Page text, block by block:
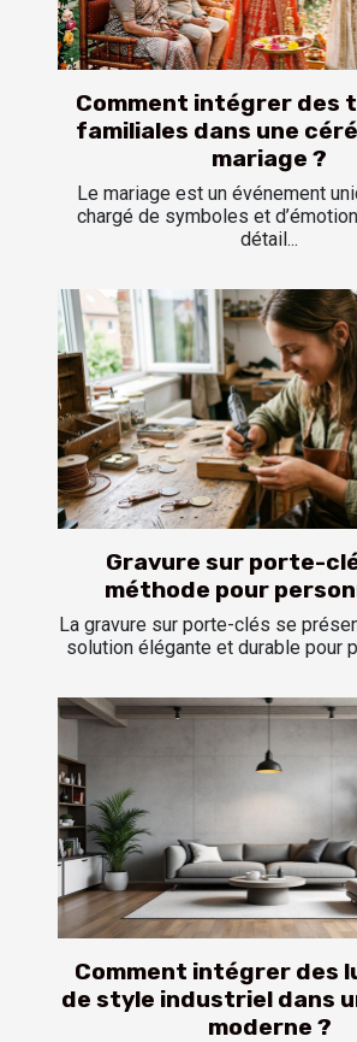
Comment intégrer des
familiales dans une
mariage ?
Le mariage est un événement
chargé de symboles et
détail...
Gravure sur porte-
méthode pour
La gravure sur porte-clés se
solution élégante et durable pour
Comment intégrer des
de style industriel dans
moderne ?